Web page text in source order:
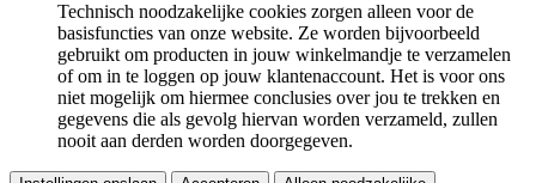
Technisch noodzakelijke cookies zorgen alleen voor de
basisfuncties van onze website. Ze worden bijvoorbeeld
gebruikt om producten in jouw winkelmandje te verzamelen
of om in te loggen op jouw klantenaccount. Het is voor ons
niet mogelijk om hiermee conclusies over jou te trekken en
gegevens die als gevolg hiervan worden verzameld, zullen
nooit aan derden worden doorgegeven.